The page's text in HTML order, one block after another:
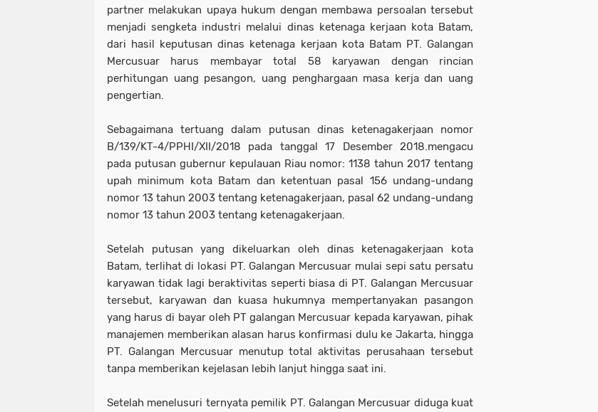
partner melakukan upaya hukum dengan membawa persoalan tersebut
menjadi sengketa industri melalui dinas ketenaga kerjaan kota Batam,
dari hasil keputusan dinas ketenaga kerjaan kota Batam PT. Galangan
Mercusuar harus membayar total 58 karyawan dengan rincian
perhitungan uang pesangon, uang penghargaan masa kerja dan uang
pengertian.
Sebagaimana tertuang dalam putusan dinas ketenagakerjaan nomor
B/139/KT-4/PPHI/XII/2018 pada tanggal 17 Desember 2018.mengacu
pada putusan gubernur kepulauan Riau nomor: 1138 tahun 2017 tentang
upah minimum kota Batam dan ketentuan pasal 156 undang-undang
nomor 13 tahun 2003 tentang ketenagakerjaan, pasal 62 undang-undang
nomor 13 tahun 2003 tentang ketenagakerjaan.
Setelah putusan yang dikeluarkan oleh dinas ketenagakerjaan kota
Batam, terlihat di lokasi PT. Galangan Mercusuar mulai sepi satu persatu
karyawan tidak lagi beraktivitas seperti biasa di PT. Galangan Mercusuar
tersebut, karyawan dan kuasa hukumnya mempertanyakan pasangon
yang harus di bayar oleh PT galangan Mercusuar kepada karyawan, pihak
manajemen memberikan alasan harus konfirmasi dulu ke Jakarta, hingga
PT. Galangan Mercusuar menutup total aktivitas perusahaan tersebut
tanpa memberikan kejelasan lebih lanjut hingga saat ini.
Setelah menelusuri ternyata pemilik PT. Galangan Mercusuar diduga kuat